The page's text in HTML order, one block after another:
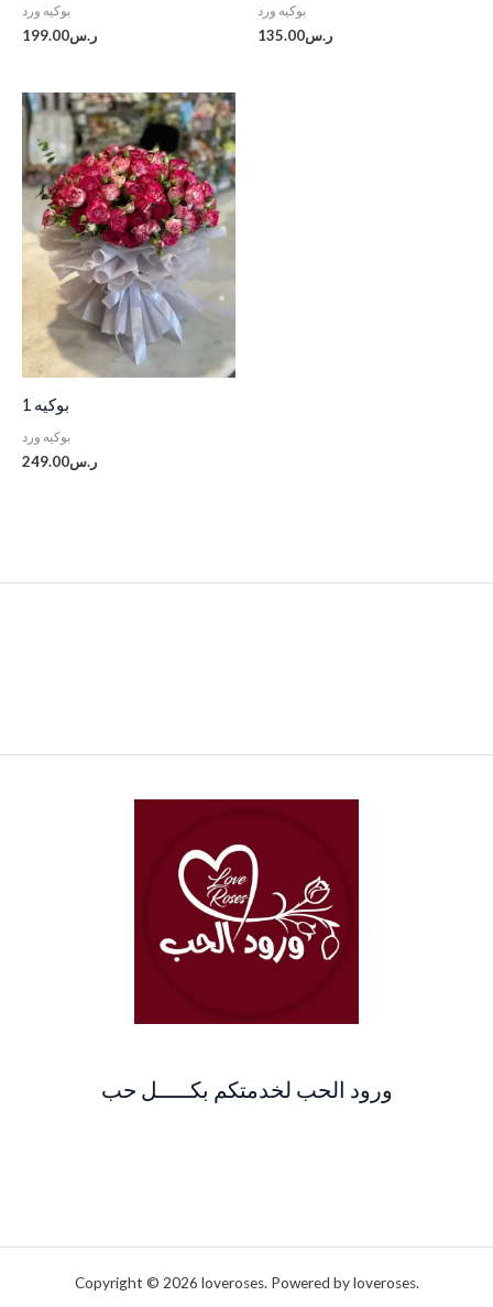
بوكيه ورد
ر.س199.00
بوكيه ورد
ر.س135.00
بوكيه 1
بوكيه ورد
ر.س249.00
ورود الحب لخدمتكم بكـــــل حب
Copyright © 2026 loveroses. Powered by loveroses.